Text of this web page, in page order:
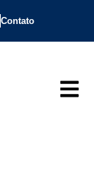
Contato